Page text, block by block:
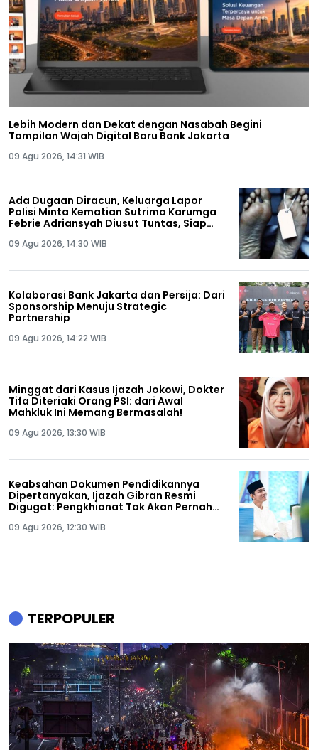
Lebih Modern dan Dekat dengan Nasabah Begini
Tampilan Wajah Digital Baru Bank Jakarta
09 Agu 2026, 14:31 WIB
Ada Dugaan Diracun, Keluarga Lapor
Polisi Minta Kematian Sutrimo Karumga
Febrie Adriansyah Diusut Tuntas, Siap
09 Agu 2026, 14:30 WIB
Kolaborasi Bank Jakarta dan Persija: Dari
Sponsorship Menuju Strategic
Partnership
09 Agu 2026, 14:22 WIB
Minggat dari Kasus Ijazah Jokowi, Dokter
Tifa Diteriaki Orang PSI: dari Awal
Mahkluk Ini Memang Bermasalah!
09 Agu 2026, 13:30 WIB
Keabsahan Dokumen Pendidikannya
Dipertanyakan, Ijazah Gibran Resmi
Digugat: Pengkhianat Tak Akan Pernah
09 Agu 2026, 12:30 WIB
TERPOPULER